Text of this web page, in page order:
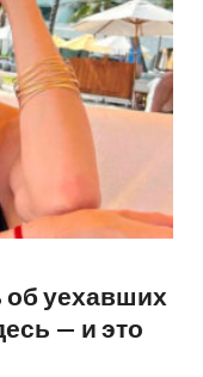
об уехавших
— и это